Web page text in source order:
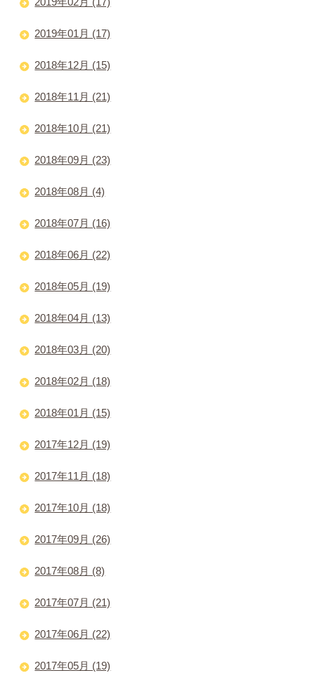
2019年01月 (17)
2018年12月 (15)
2018年11月 (21)
2018年10月 (21)
2018年09月 (23)
2018年08月 (4)
2018年07月 (16)
2018年06月 (22)
2018年05月 (19)
2018年04月 (13)
2018年03月 (20)
2018年02月 (18)
2018年01月 (15)
2017年12月 (19)
2017年11月 (18)
2017年10月 (18)
2017年09月 (26)
2017年08月 (8)
2017年07月 (21)
2017年06月 (22)
2017年05月 (19)